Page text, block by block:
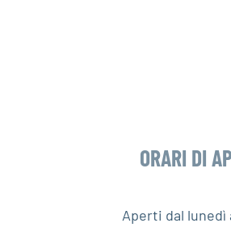
ORARI DI
Aperti dal